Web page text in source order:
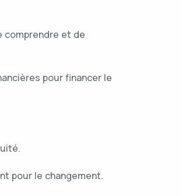
comprendre et de
pour financer le
pour le changement.